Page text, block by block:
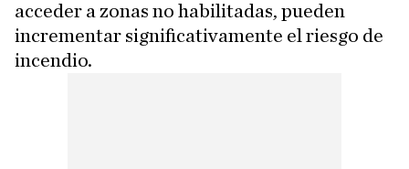
acceder a zonas no habilitadas, pueden
incrementar significativamente el riesgo de
incendio.